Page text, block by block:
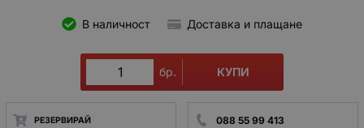
В наличност Доставка и плащане
бр. КУПИ
РЕЗЕРВИРАЙ 088 55 99 413